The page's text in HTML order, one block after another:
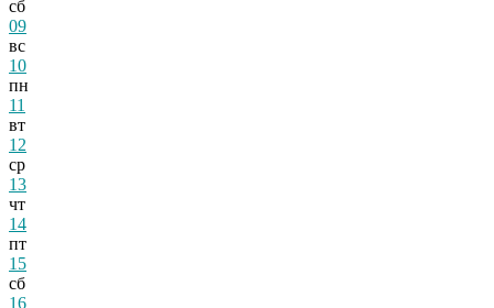
сб
09
вс
10
пн
11
вт
12
ср
13
чт
14
пт
15
сб
16